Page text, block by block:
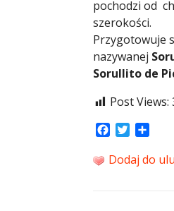
pochodzi od
szerokości. ​
Przygotowuje
nazywanej
Sorullito de
Post Views:
Facebook
Twitter
Dodaj do